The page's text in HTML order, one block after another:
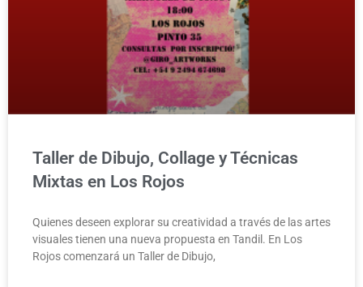
Taller de Dibujo, Collage y Técnicas
Mixtas en Los Rojos
Quienes deseen explorar su creatividad a través de las artes
visuales tienen una nueva propuesta en Tandil. En Los
Rojos comenzará un Taller de Dibujo,